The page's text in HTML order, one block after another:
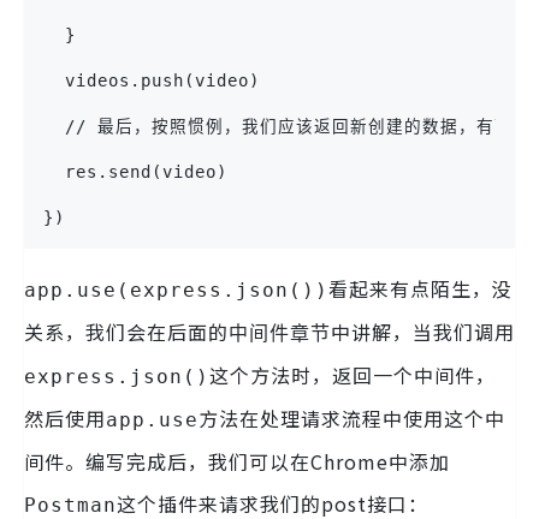
  }
  videos.push(video)
// 最后，按照惯例，我们应该返回新创建的数据，有可能
  res.send(video)
})
app.use(express.json()) 看起来有点陌生，没
关系，我们会在后面的中间件章节中讲解，当我们调用
express.json() 这个方法时，返回一个中间件，
然后使用app.use方法在处理请求流程中使用这个中
间件。编写完成后，我们可以在Chrome中添加
Postman这个插件来请求我们的post接口：